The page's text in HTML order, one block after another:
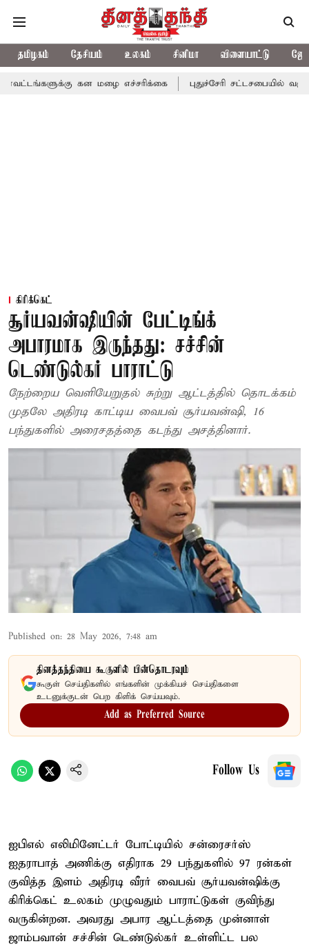
தமிழகம் தேசியம் உலகம் சினிமா விளையாட்டு
கன மழை எச்சரிக்கை புதுச்சேரி சட்டசபையில் வரும் 24ம்
கிரிக்கெட்
சூர்யவன்ஷியின் பேட்டிங்க்
அபாரமாக இருந்தது: சச்சின்
டெண்டுல்கர் பாராட்டு
நேற்றைய வெளியேறுதல் சுற்று ஆட்டத்தில் தொடக்கம்
முதலே அதிரடி காட்டிய வைபவ் சூர்யவன்ஷி, 16
பந்துகளில் அரைசதத்தை கடந்து அசத்தினார்.
Published on: 28 May 2026, 7:48 am
தினத்தந்தியை கூகுளில் பின்தொடரவும்
கூகுள் செய்திகளில் எங்களின் முக்கியச் செய்திகளை
உடனுக்குடன் பெற கிளிக் செய்யவும்.
Add as Preferred Source
Follow Us
ஐபிஎல் எலிமினேட்டர் போட்டியில் சன்ரைசர்ஸ்
ஐதராபாத் அணிக்கு எதிராக 29 பந்துகளில் 97 ரன்கள்
குவித்த இளம் அதிரடி வீரர் வைபவ் சூர்யவன்ஷிக்கு
கிரிக்கெட் உலகம் முழுவதும் பாராட்டுகள் குவிந்து
வருகின்றன. அவரது அபார ஆட்டத்தை முன்னாள்
ஜாம்பவான் சச்சின் டெண்டுல்கர் உள்ளிட்ட பல